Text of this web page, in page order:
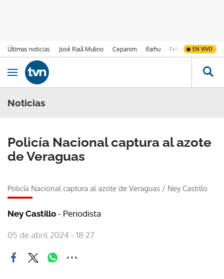
Últimas noticias José Raúl Mulino Cepanim Ifarhu Fenómeno de El
EN VIVO
Ir al contenido
Obrir navegació
Noticias
Policía Nacional captura al azote
de Veraguas
Policía Nacional captura al azote de Veraguas / Ney Castillo
Ney Castillo - Periodista
05 de abril 2024 - 18:27